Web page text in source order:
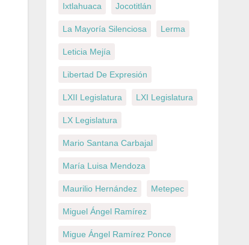
Ixtlahuaca Jocotitlán
La Mayoría Silenciosa Lerma
Leticia Mejía
Libertad De Expresión
LXII Legislatura LXI Legislatura
LX Legislatura
Mario Santana Carbajal
María Luisa Mendoza
Maurilio Hernández Metepec
Miguel Ángel Ramírez
Migue Ángel Ramírez Ponce